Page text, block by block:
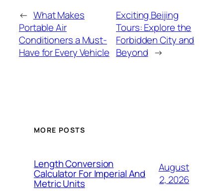
← What Makes
Portable Air
Conditioners a Must-
Have for Every Vehicle
Exciting Beijing
Tours: Explore the
Forbidden City and
Beyond →
MORE POSTS
Length Conversion
Calculator For Imperial And
Metric Units
August
2, 2026